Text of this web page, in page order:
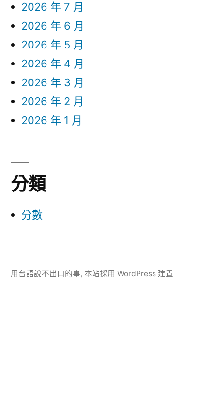
2026 年 7 月
2026 年 6 月
2026 年 5 月
2026 年 4 月
2026 年 3 月
2026 年 2 月
2026 年 1 月
分類
分數
用台語說不出口的事, 本站採用 WordPress 建置